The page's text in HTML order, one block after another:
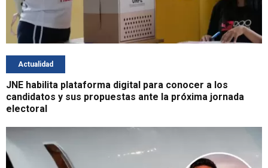
Actualidad
JNE habilita plataforma digital para conocer a los
candidatos y sus propuestas ante la próxima jornada
electoral